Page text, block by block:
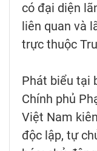
có đại diện
liên quan và
trực thuộc
Phát biểu tại
Chính phủ
Việt Nam
độc lập, tự